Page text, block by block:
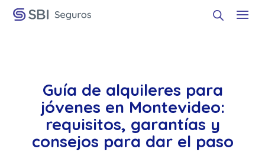
Guía de alquileres para
jóvenes en Montevideo:
requisitos, garantías y
consejos para dar el paso